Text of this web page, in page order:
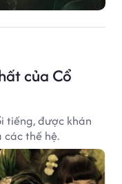
của Cổ
tiếng, được khán
thế hệ.